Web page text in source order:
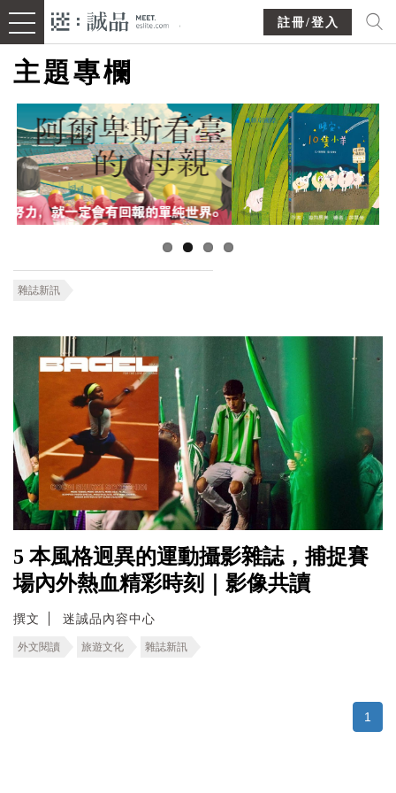
註冊/登入
主題專欄
雜誌新訊
5 本風格迥異的運動攝影雜誌，捕捉賽
場內外熱血精彩時刻｜影像共讀
撰文 迷誠品內容中心
外文閱讀 旅遊文化 雜誌新訊
1